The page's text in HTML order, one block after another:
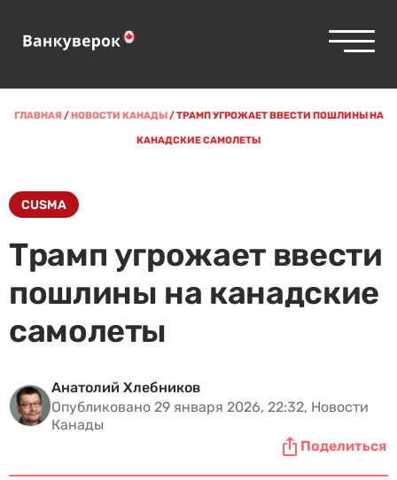
ГЛАВНАЯ /НОВОСТИ КАНАДЫ/ТРАМП УГРОЖАЕТ ВВЕСТИ ПОШЛИНЫ НА
КАНАДСКИЕ САМОЛЕТЫ
CUSMA
Трамп угрожает ввести
пошлины на канадские
самолеты
Анатолий Хлебников
Опубликовано 29 января 2026, 22:32, Новости
Канады
Поделиться